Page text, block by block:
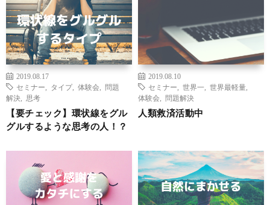
2019.08.17
セミナー
タイプ, 体験会
問題
解決
思考
【要チェック】環状線をグル
グルするような思考の人！？
2019.08.10
セミナー
世界一 世界最軽量
体験会
問題解決
人類救済活動中